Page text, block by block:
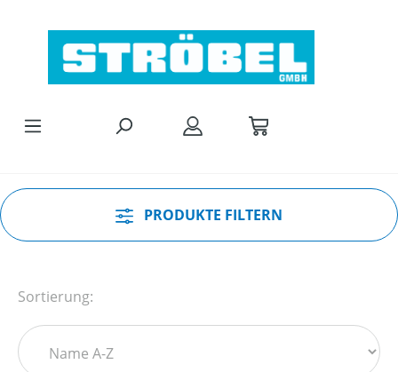
PRODUKTE FILTERN
Sortierung: